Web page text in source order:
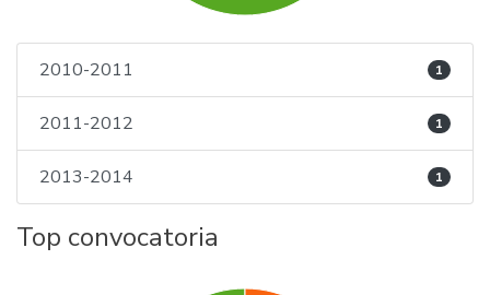
2010-2011 1
2011-2012 1
2013-2014 1
Top convocatoria